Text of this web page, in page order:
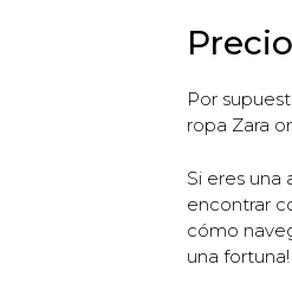
Precio
Por
ropa Zara
Si eres una
encontrar
cómo
una fortuna!